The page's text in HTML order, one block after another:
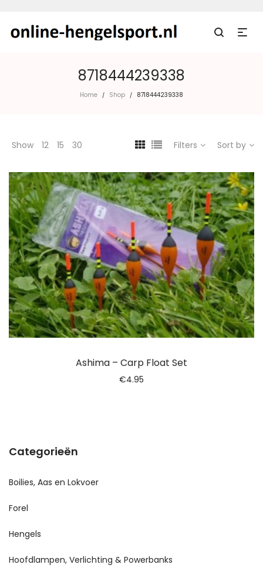
8718444239338
Home / Shop / 8718444239338
Show 12 15 30 Filters Sort by
Ashima – Carp Float Set
€4.95
Categorieën
Boilies, Aas en Lokvoer
Forel
Hengels
Hoofdlampen, Verlichting & Powerbanks